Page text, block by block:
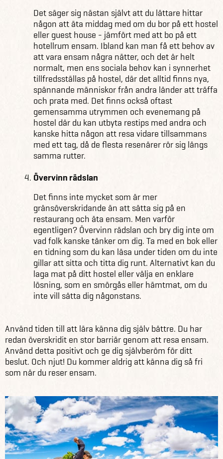
Det säger sig nästan självt att du lättare hittar
någon att äta middag med om du bor på ett hostel
eller guest house - jämfört med att bo på ett
hotellrum ensam. Ibland kan man få ett behov av
att vara ensam några nätter, och det är helt
normalt, men ens sociala behov kan i synnerhet
tillfredsställas på hostel, där det alltid finns nya,
spännande människor från andra länder att träffa
och prata med. Det finns också oftast
gemensamma utrymmen och evenemang på
hostel där du kan utbyta restips med andra och
kanske hitta någon att resa vidare tillsammans
med ett tag, då de flesta resenärer rör sig längs
samma rutter.
Övervinn rädslan
Det finns inte mycket som är mer
gränsöverskridande än att sätta sig på en
restaurang och äta ensam. Men varför
egentligen? Övervinn rädslan och bry dig inte om
vad folk kanske tänker om dig. Ta med en bok eller
en tidning som du kan läsa under tiden om du inte
gillar att sitta och titta dig runt. Alternativt kan du
laga mat på ditt hostel eller välja en enklare
lösning, som en smörgås eller hämtmat, om du
inte vill sätta dig någonstans.
Använd tiden till att lära känna dig själv bättre. Du har
redan överskridit en stor barriär genom att resa ensam.
Använd detta positivt och ge dig självberöm för ditt
beslut. Och njut! Du kommer aldrig att känna dig så fri
som när du reser ensam.